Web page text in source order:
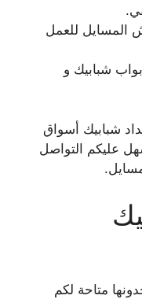
المسايل للعمل
شبابيك و
شبابيك أسواق
عليكم التواصل
متاحة لكم